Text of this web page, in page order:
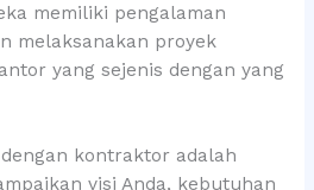
memiliki pengalaman
melaksanakan proyek
yang sejenis dengan yang
kontraktor adalah
visi Anda, kebutuhan